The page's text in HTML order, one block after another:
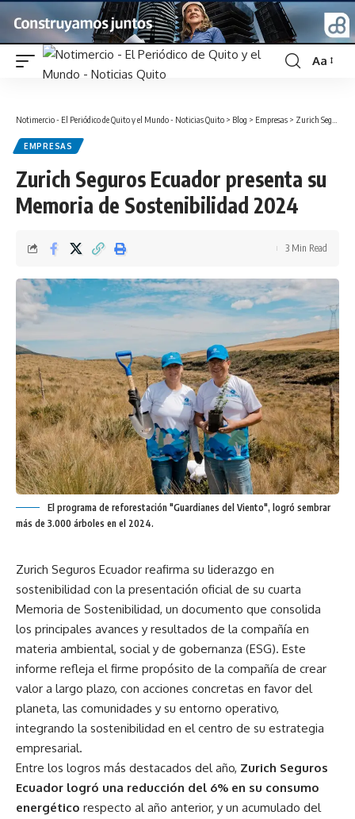
Font
Aa
Notimercio - El Periódico de Quito y el Mundo - Noticias Quito > Blog > Empresas > Zurich Seguros Ecuador presenta su Memoria de Sostenibilidad 2024
EMPRESAS
Zurich Seguros Ecuador presenta su
Memoria de Sostenibilidad 2024
3 Min Read
El programa de reforestación "Guardianes del Viento", logró sembrar
más de 3.000 árboles en el 2024.
Zurich Seguros Ecuador reafirma su liderazgo en
sostenibilidad con la presentación oficial de su cuarta
Memoria de Sostenibilidad, un documento que consolida
los principales avances y resultados de la compañía en
materia ambiental, social y de gobernanza (ESG). Este
informe refleja el firme propósito de la compañía de crear
valor a largo plazo, con acciones concretas en favor del
planeta, las comunidades y su entorno operativo,
integrando la sostenibilidad en el centro de su estrategia
empresarial.
Entre los logros más destacados del año, Zurich Seguros
Ecuador logró una reducción del 6% en su consumo
energético respecto al año anterior, y un acumulado del